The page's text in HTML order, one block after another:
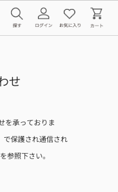
せ
を承っておりま
で保護され通信され
を参照下さい。